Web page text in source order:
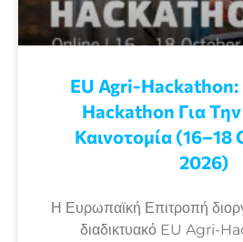
EU Agri-Hackathon:
Ηackathon Για
Καινοτομία
2026)
Η Ευρωπαϊκή Επιτροπή
διαδικτυακό EU Agri-